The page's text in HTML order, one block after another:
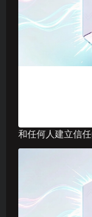
和任何人建立信